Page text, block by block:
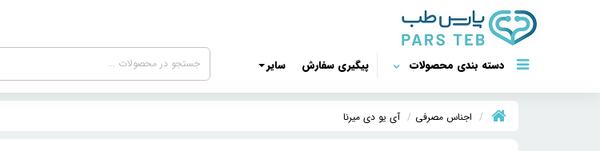
دسته بندی محصولات پیگیری سفارش سایر
اجناس مصرفی آی یو دی میرنا